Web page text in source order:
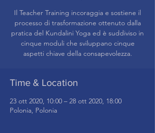
Il Teacher Training incoraggia e sostiene il
processo di trasformazione ottenuto dalla
pratica del Kundalini Yoga ed è suddiviso in
cinque moduli che sviluppano cinque
aspetti chiave della consapevolezza.
Time & Location
23 ott 2020, 10:00 – 28 ott 2020, 18:00
Polonia, Polonia